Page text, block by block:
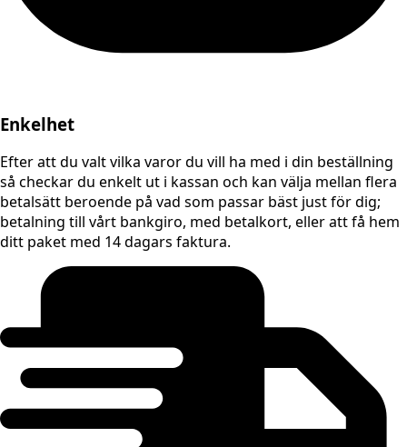
Enkelhet
Efter att du valt vilka varor du vill ha med i din beställning
så checkar du enkelt ut i kassan och kan välja mellan flera
betalsätt beroende på vad som passar bäst just för dig;
betalning till vårt bankgiro, med betalkort, eller att få hem
ditt paket med 14 dagars faktura.